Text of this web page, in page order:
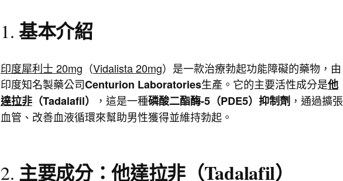
1. 基本介紹
印度犀利士 20mg （Vidalista 20mg）是一款治療勃起功能障礙的藥物，由
印度知名製藥公司Centurion Laboratories生產。它的主要活性成分是他
達拉非（Tadalafil） ，這是一種磷酸二酯酶-5（PDE5）抑制劑，通過擴張
血管、改善血液循環來幫助男性獲得並維持勃起。
2. 主要成分：他達拉非（Tadalafil）